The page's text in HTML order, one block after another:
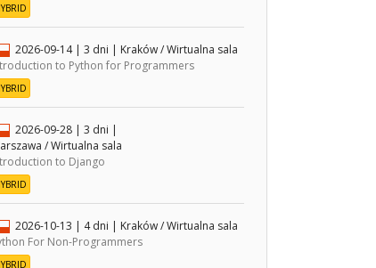
2026-09-14 | 3 dni | Kraków / Wirtualna sala
to Python for Programmers
2026-09-28 | 3 dni |
/ Wirtualna sala
to Django
2026-10-13 | 4 dni | Kraków / Wirtualna sala
For Non-Programmers